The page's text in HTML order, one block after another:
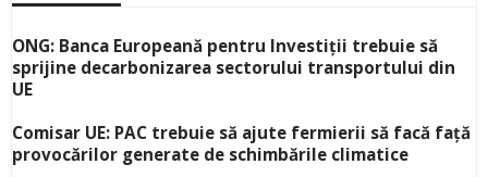
ONG: Banca Europeană pentru Investiții trebuie să
sprijine decarbonizarea sectorului transportului din
UE
Comisar UE: PAC trebuie să ajute fermierii să facă față
provocărilor generate de schimbările climatice